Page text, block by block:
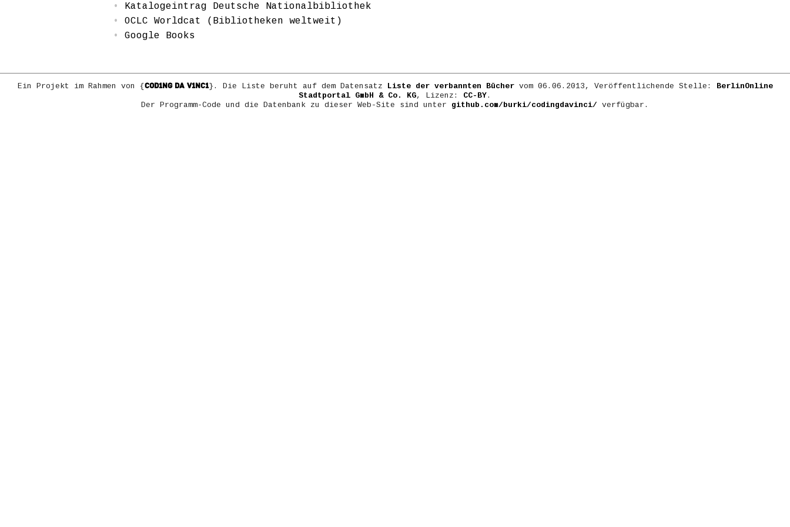
Katalogeintrag Deutsche Nationalbibliothek
OCLC Worldcat (Bibliotheken weltweit)
Google Books
Ein Projekt im Rahmen von {COD1NG DA V1NC1}. Die Liste beruht auf dem Datensatz Liste der verbannten Büchervom 06.06.2013, Veröffentlichende Stelle: BerlinOnline
Stadtportal GmbH & Co. KG, Lizenz: CC-BY.
Der Programm-Code und die Datenbank zu dieser Web-Site sind unter github.com/burki/codingdavinci/ verfügbar.